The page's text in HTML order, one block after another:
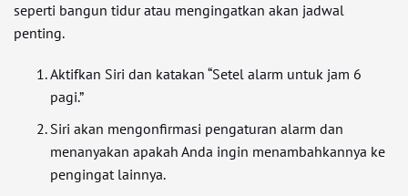
seperti bangun tidur atau mengingatkan akan jadwal
penting.
Aktifkan Siri dan katakan “Setel alarm untuk jam 6
pagi.”
Siri akan mengonfirmasi pengaturan alarm dan
menanyakan apakah Anda ingin menambahkannya ke
pengingat lainnya.